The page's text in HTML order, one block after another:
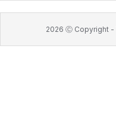
2026 Ⓒ Copyright -